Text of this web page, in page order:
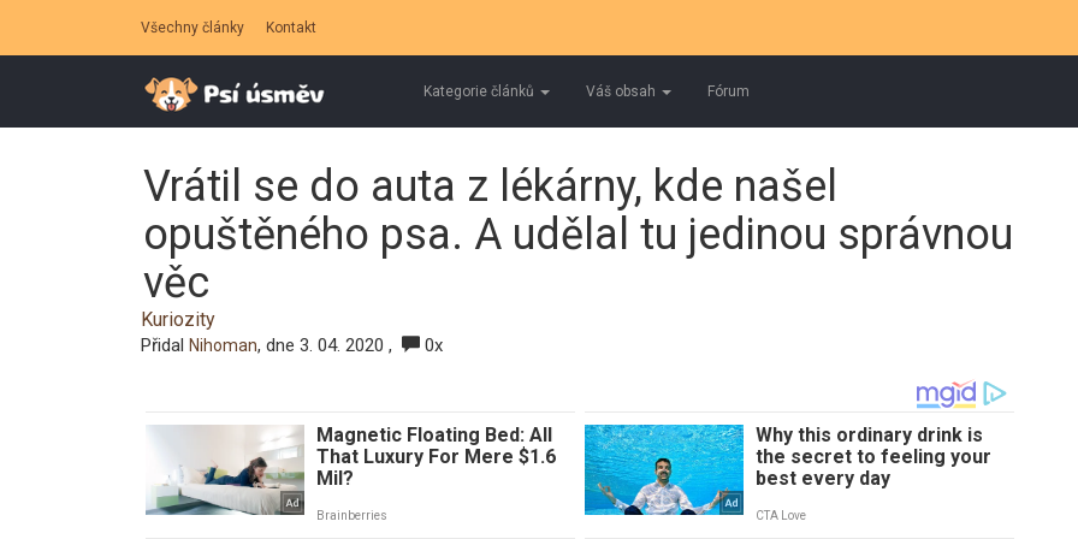
Všechny články Kontakt
Kategorie článků Váš obsah Fórum
Vrátil se do auta z lékárny, kde našel
opuštěného psa. A udělal tu jedinou správnou
věc
Kuriozity
Přidal Nihoman, dne 3. 04. 2020 , 0x